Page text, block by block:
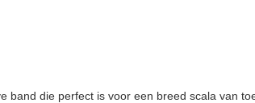
band die perfect is voor een breed scala van